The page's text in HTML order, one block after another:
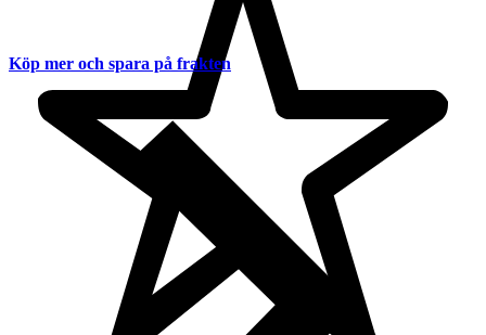
Köp mer och spara på frakten